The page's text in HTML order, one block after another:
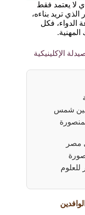
لا يعتمد فقط
تريد بناءه،
الدواء، فكل
الإكلينيكية
عين شمس
مصر